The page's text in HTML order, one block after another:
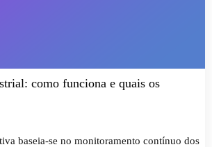
como funciona e quais os
baseia-se no monitoramento contínuo dos